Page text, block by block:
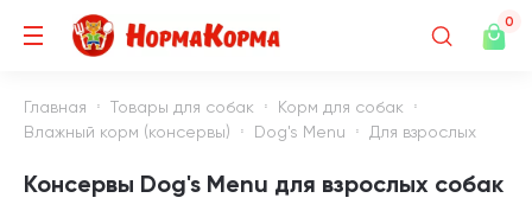
0
Главная Товары для собак
Корм для собак
Влажный корм (консервы)
Dog's Menu Для взрослых
Консервы Dog's Menu для взрослых собак